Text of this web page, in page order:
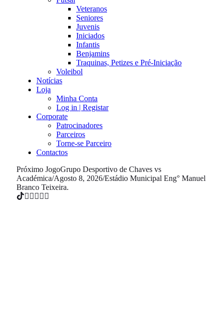
Veteranos
Seniores
Juvenis
Iniciados
Infantis
Benjamins
Traquinas, Petizes e Pré-Iniciação
Voleibol
Notícias
Loja
Minha Conta
Log in | Registar
Corporate
Patrocinadores
Parceiros
Torne-se Parceiro
Contactos
Próximo JogoGrupo Desportivo de Chaves vs
Académica/Agosto 8, 2026/Estádio Municipal Eng° Manuel
Branco Teixeira.